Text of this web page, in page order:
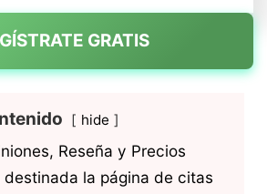
GRATIS
hide
Reseña y Precios
destinada la página de citas